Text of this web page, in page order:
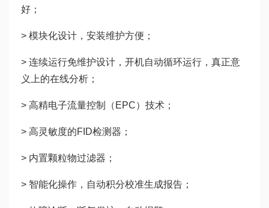
好；
> 模块化设计，安装维护方便；
> 连续运行免维护设计，开机自动循环运行，真正意
义上的在线分析；
> 高精电子流量控制（EPC）技术；
> 高灵敏度的FID检测器；
> 内置颗粒物过滤器；
> 智能化操作，自动积分校准生成报告；